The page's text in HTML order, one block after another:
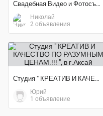
Свадебная Видео и Фотосъемка
Николай
2 объявления
Студия " КРЕАТИВ И КАЧЕСТВО ПО РАЗУМНЫМ ЦЕНАМ.!!! "
Юрий
1 объявление